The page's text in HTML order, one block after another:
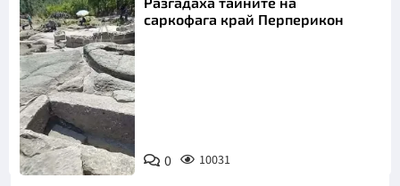
Снимка:
Bulgaria ON
AIR
саркофага край Перперикон
0 10031